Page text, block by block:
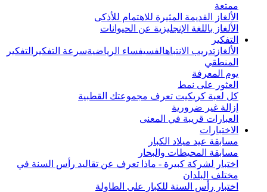
ممتعة
الألغاز القديمة المثيرة للاهتمام للأذكى
الألغاز باللغة الإنجليزية عن الحيوانات
التفكير
الألغاز تدريب الانتباهالفسيفساء الرياضيةسرعة التفكير التفكير
المنطقي
يوم المعرفة
العثور على نمط
كل لعبة كريكيت تعرف مجموعتك القطبية
إزالة غير ضرورية
العبارات قريبة في المعنى
الاختبارات
مسابقة عيد ميلاد الكبار
مسابقة المحيطات والبحار
اختبار لشركة كبيرة - ماذا تعرف عن تقاليد رأس السنة في
مختلف البلدان
اختبار رأس السنة للكبار على الطاولة